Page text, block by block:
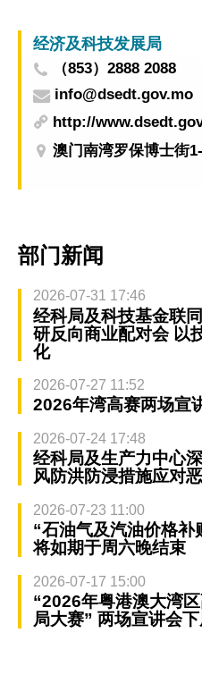
经济及科技发展局
（853）2888 2088
info@dsedt.gov.mo
http://
澳门南湾罗保博士街
部门新闻
2026-07-31 17:46
经科局及科技基金联
研反向商业配对会 以
化
2026-07-27 11:52
2026年湾高赛两场宣
2026-07-24 17:48
经科局及生产力中心
风防洪防浸措施应对
2026-07-23 11:00
“石油气及汽油价格
将如期于周六晚结束
2026-07-17 15:00
“2026年粤港澳大湾
局大赛” 两场宣讲会